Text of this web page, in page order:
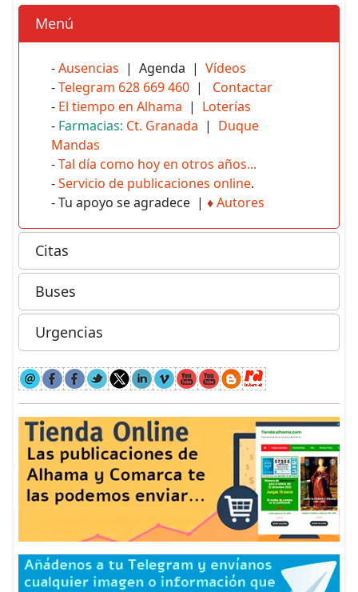
Menú
-Ausencias | Agenda | Vídeos
-Telegram 628 669 460 | Contactar
- El tiempo en Alhama | Loterías
- Farmacias: Ct. Granada | Duque
Mandas
-Tal día como hoy en otros años...
-Servicio de publicaciones online.
- Tu apoyo se agradece | ♦Autores
Citas
Buses
Urgencias